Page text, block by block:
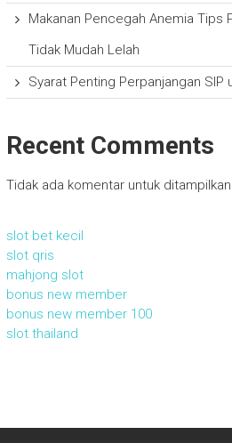
Makanan Pencegah Anemia Tips
Tidak Mudah Lelah
Syarat Penting Perpanjangan SIP
Recent Comments
Tidak ada komentar untuk
slot bet kecil
slot qris
mahjong slot
bonus new member
bonus new member 100
slot thailand